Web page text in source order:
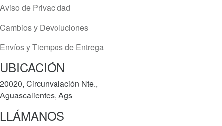
Aviso de Privacidad
Cambios y Devoluciones
Envíos y Tiempos de Entrega
UBICACIÓN
20020, Circunvalación Nte.,
Aguascalientes, Ags
LLÁMANOS